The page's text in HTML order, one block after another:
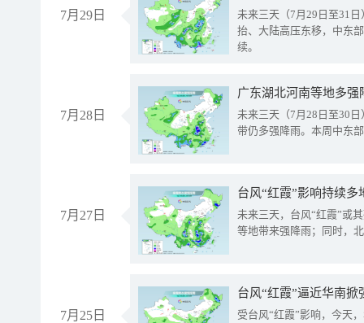
7月29日
未来三天（7月29日至31
抬、大陆高压东移，中东
续。
7月28日
广东湖北河南等地多
未来三天（7月28日至30
带仍多强降雨。本周中东
7月27日
台风“红霞”影响持续
未来三天，台风“红霞”或
等地带来强降雨；同时，
7月25日
台风“红霞”逼近华南
受台风“红霞”影响，今天